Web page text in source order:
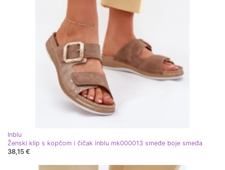
Inblu
Ženski klip s kopčom i čičak inblu mk000013 smeđe boje smeđa
38,15 €